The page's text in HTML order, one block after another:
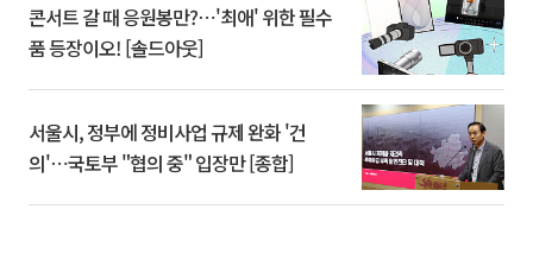
콘서트 갈 때 응원봉만?⋯'최애' 위한 필수
품 등장이오! [솔드아웃]
서울시, 정부에 정비사업 규제 완화 '건
의'⋯국토부 "협의 중" 입장만 [종합]